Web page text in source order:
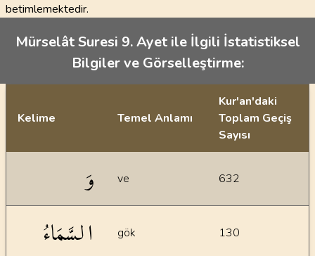
betimlemektedir.
Mürselât Suresi 9. Ayet ile İlgili İstatistiksel
Bilgiler ve Görselleştirme:
Kelime Temel Anlamı
Kur'an'daki
Toplam Geçiş
Sayısı
وَ ve 632
السَّمَاءُ gök 130